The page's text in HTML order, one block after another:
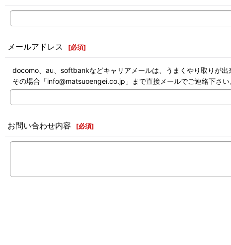
メールアドレス [必須]
docomo、au、softbankなどキャリアメールは、うまくやり取りが出
その場合「info@matsuoengei.co.jp」まで直接メールでご連絡下さい
お問い合わせ内容 [必須]